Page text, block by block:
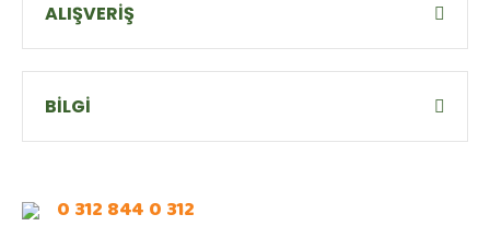
ALIŞVERİŞ
BİLGİ
0 312 844 0 312